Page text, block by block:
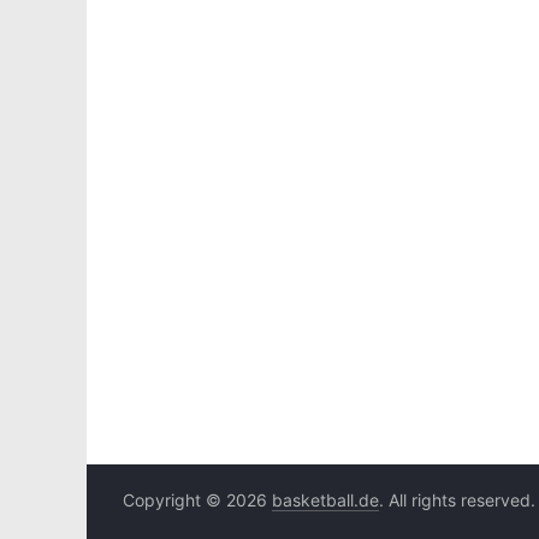
Copyright © 2026 basketball.de. All rights reserved.